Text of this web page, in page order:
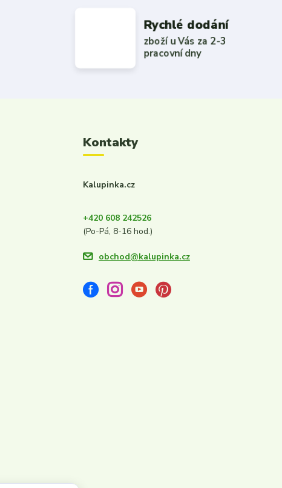
Rychlé dodání
zboží u Vás za 2-3
pracovní dny
Kontakty
Kalupinka.cz
+420 608 242526
(Po-Pá, 8-16 hod.)
obchod@kalupinka.cz